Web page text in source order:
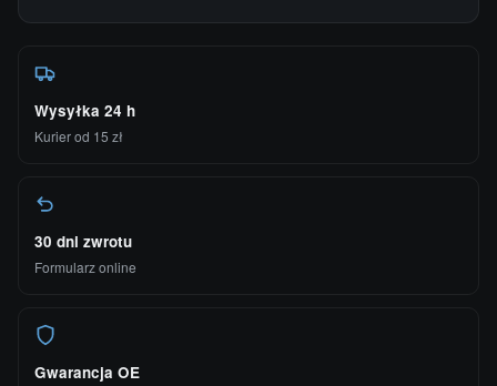
Wysyłka 24 h
Kurier od 15 zł
30 dni zwrotu
Formularz online
Gwarancja OE